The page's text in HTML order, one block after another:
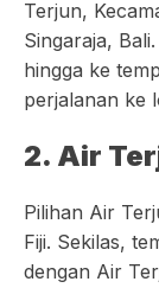
Terjun,
Singaraja,
hingga ke
perjalanan ke
2. Air
Pilihan Air
Fiji. Sekilas,
dengan Air